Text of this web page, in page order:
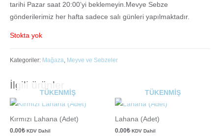
tarihi Pazar saat 20:00’yi beklemeyin.Mevye Sebze
gönderilerimiz her hafta sadece salı günleri yapılmaktadır.
Stokta yok
Kategoriler: Mağaza, Meyve ve Sebzeler
İlgili ürünler
TÜKENMIŞ
Kırmızı Lahana (Adet)
0.00₺ KDV Dahil
TÜKENMIŞ
Lahana (Adet)
0.00₺ KDV Dahil